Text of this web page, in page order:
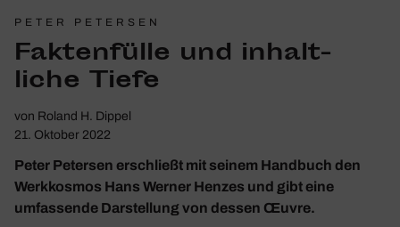
PETER PETERSEN
Fakten­fülle und inhalt­
liche Tiefe
von Roland H. Dippel
21. Oktober 2022
Peter Petersen erschließt mit seinem Handbuch den
Werkkosmos Hans Werner Henzes und gibt eine
umfassende Darstellung von dessen Œuvre.